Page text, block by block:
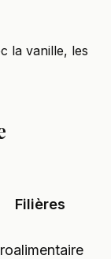
la vanille, les
Filières